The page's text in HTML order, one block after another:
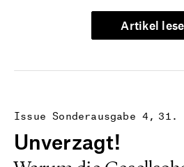
Artikel
31.
Issue Sonderausgabe 4
Unverzagt!